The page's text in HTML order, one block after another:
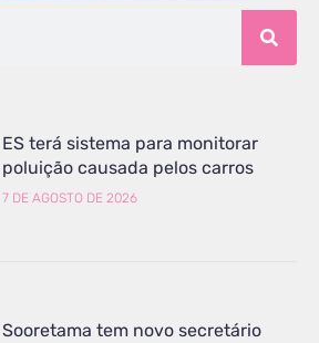
ES terá sistema para monitorar
poluição causada pelos carros
7 DE AGOSTO DE 2026
Sooretama tem novo secretário